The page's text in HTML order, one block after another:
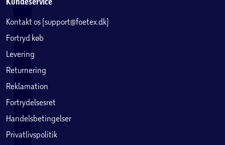
Kontakt os (support@foetex.dk)
Fortryd køb
Levering
Returnering
Reklamation
Fortrydelsesret
Handelsbetingelser
Privatlivspolitik